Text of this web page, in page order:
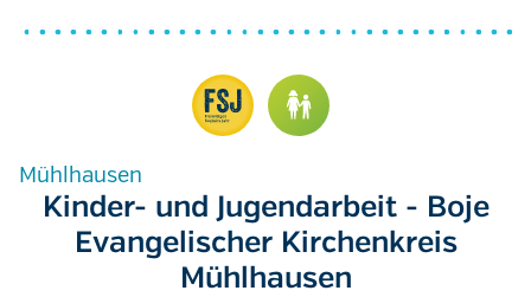
Mühlhausen
Kinder- und Jugendarbeit - Boje
Evangelischer Kirchenkreis
Mühlhausen